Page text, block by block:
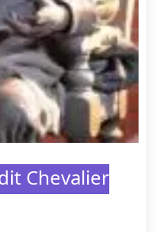
Chevalier